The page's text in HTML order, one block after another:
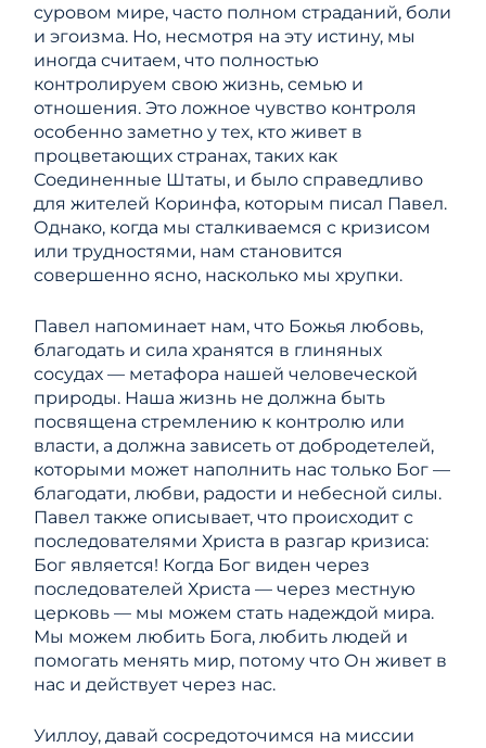
суровом мире, часто полном страданий, боли
и эгоизма. Но, несмотря на эту истину, мы
иногда считаем, что полностью
контролируем свою жизнь, семью и
отношения. Это ложное чувство контроля
особенно заметно у тех, кто живет в
процветающих странах, таких как
Соединенные Штаты, и было справедливо
для жителей Коринфа, которым писал Павел.
Однако, когда мы сталкиваемся с кризисом
или трудностями, нам становится
совершенно ясно, насколько мы хрупки.
Павел напоминает нам, что Божья любовь,
благодать и сила хранятся в глиняных
сосудах — метафора нашей человеческой
природы. Наша жизнь не должна быть
посвящена стремлению к контролю или
власти, а должна зависеть от добродетелей,
которыми может наполнить нас только Бог —
благодати, любви, радости и небесной силы.
Павел также описывает, что происходит с
последователями Христа в разгар кризиса:
Бог является! Когда Бог виден через
последователей Христа — через местную
церковь — мы можем стать надеждой мира.
Мы можем любить Бога, любить людей и
помогать менять мир, потому что Он живет в
нас и действует через нас.
Уиллоу, давай сосредоточимся на миссии